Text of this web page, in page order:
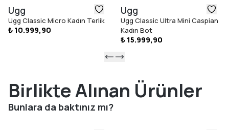
küresel bir sosyal sorumluluk programıdır.
Ugg
Ugg Classic Micro Kadın Terlik
₺ 10.999,90
Ugg
Ugg Classic Ultra Mini Caspian
Kadın Bot
₺ 15.999,90
Birlikte Alınan Ürünler
Bunlara da baktınız mı?